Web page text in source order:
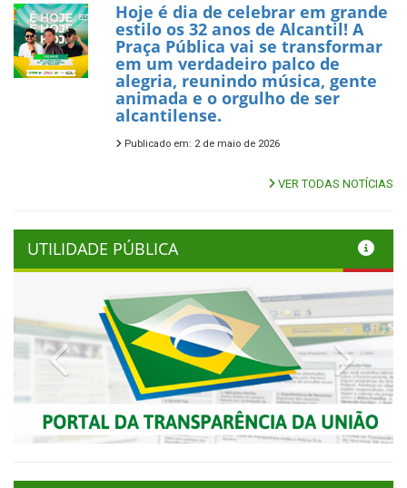
Hoje é dia de celebrar em grande
estilo os 32 anos de Alcantil! A
Praça Pública vai se transformar
em um verdadeiro palco de
alegria, reunindo música, gente
animada e o orgulho de ser
alcantilense.
Publicado em: 2 de maio de 2026
VER TODAS NOTÍCIAS
UTILIDADE PÚBLICA
Previous Next